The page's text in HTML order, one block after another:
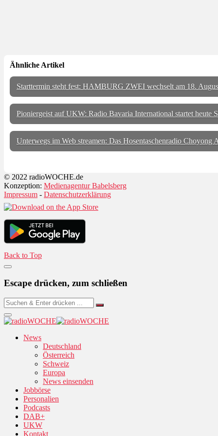
Ähnliche Artikel
Starttermin steht fest: HAMBURG ZWEI wechselt am 18.
Pioniergeist auf UKW: Radio Bavaria International startet heute
Unterwegs im Web streamen: Das Hosentaschenradio Choyong
© 2022 radioWOCHE.de
Konzeption: Medienagentur Babelsberg
Impressum - Datenschutzerklärung
Back to Top
Escape drücken, zum schließen
News
Deutschland
Österreich
Schweiz
Europa
News einsenden
Jobbörse
Personalien
Podcasts
DAB+
UKW
Kontakt